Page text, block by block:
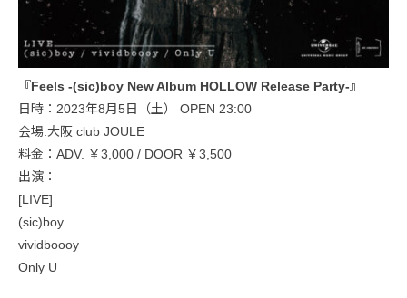
『Feels -(sic)boy New Album HOLLOW Release Party-』
日時：2023年8月5日（土） OPEN 23:00
会場:大阪 club JOULE
料金：ADV. ￥3,000 / DOOR ￥3,500
出演：
[LIVE]
(sic)boy
vividboooy
Only U